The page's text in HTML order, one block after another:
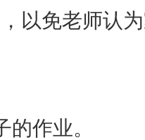
以免老师认
作业。